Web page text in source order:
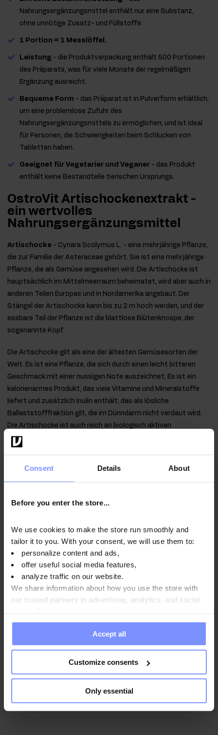
Consent Details About
Before you enter the store...
We use cookies to make the store run smoothly and
tailor it to you. With your consent, we will use them to:
personalize content and ads,
offer useful social media features,
analyze traffic on our website.
We share information about how you use the store with
our trusted partners in advertising, analytics, and social
information you have provided to them or that they have
collected when you use their services. Do you agree?
Accept all
Customize consents
Only essential
Nahrungsergänzungsmittel enthält nur eine Substanz,
ohne unnötige Zusatz- und Füllstoffe.
1 Portion = 1 Messlöffel.
Leistung - die Produktverpackung enthält 500 Portionen
des Präparats, was für viele Monate der regelmäßigen
Ergänzung ausreicht.
Bequeme Form - das Präparat ist in Pulverform erhältlich,
um eine problemlose Zufuhr des
Nahrungsergänzungsmittels zu ermöglichen, und ist ideal
für Personen, die Schwierigkeiten beim Schlucken von
Tabletten haben.
Geeignet für Vegetarier und Veganer - das Produkt
enthält keine Bestandteile tierischen Ursprungs.
OstroVit Artischockenextrakt -
ein wertvolles
Nahrungsergänzungsmittel
Artischocke - Cynara Scolymus L. - eine mehrjährige Pflanze,
die zur Familie der Asteraceae gehört. Sie ist eine mehrjährige
Pflanze, die als Gemüse angesehen wird. Die Artischocke ist
hauptsächlich im Mittelmeerraum beheimatet, wird aber auch in
anderen Teilen Europas und in Nordamerika angebaut. Der
Stängel der Artischocke kann bis zu 2 m hoch werden, und der
essbare Teil der Pflanze ist die blattlose Blütenknospe, der
sogenannte Kopf.
Die Artischocke gilt als eine der ältesten Gemüsesorten der
Welt. Es ist eine Pflanze, die sich durch einen leicht bitteren
Geschmack mit einer nussigen Note auszeichnet. Es ist ein
kalorienarmes Produkt, das viele Vitamine und Mineralstoffe
liefert und zusätzlich Inulin enthält, das als lösliche
Ballaststofffraktion gilt, die im Dünndarm nicht verdaut wird.
Die Artischocke ist auch reich an biologisch aktiven
Verbindungen - das Gemüse ist eine Quelle für Polyphenole, und
Anwendungsweise
Nährwertinformationen
Hersteller